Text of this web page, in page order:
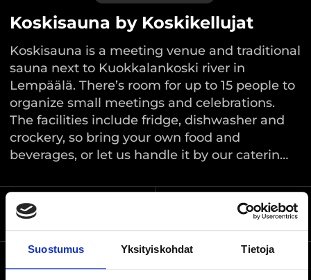
Suostumus Yksityiskohdat Tietoja
Koskisauna by Koskikellujat
Koskisauna is a meeting venue and traditional
sauna next to Kuokkalankoski river in
Lempäälä. There’s room for up to 15 people to
organize small meetings and celebrations.
The facilities include fridge, dishwasher and
crockery, so bring your own food and
beverages, or let us handle it by our caterin…
Location on the map
Kuokkalantie 7,